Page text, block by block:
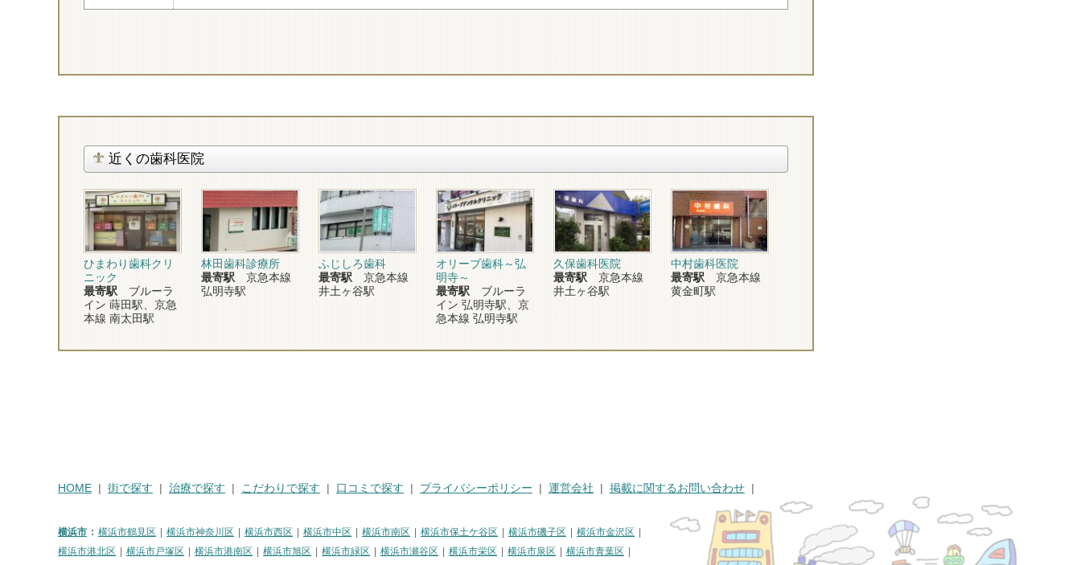
近くの歯科医院
ひまわり歯科クリ
ニック
最寄駅 ブルーラ
イン 蒔田駅、京急
本線 南太田駅
林田歯科診療所
最寄駅 京急本線
弘明寺駅
ふじしろ歯科
最寄駅 京急本線
井土ヶ谷駅
オリーブ歯科～弘
明寺～
最寄駅 ブルーラ
イン 弘明寺駅、京
急本線 弘明寺駅
久保歯科医院
最寄駅 京急本線
井土ヶ谷駅
中村歯科医院
最寄駅 京急本線
黄金町駅
HOME 街で探す 治療で探す こだわりで探す 口コミで探す プライバシーポリシー 運営会社 掲載に関するお問い合わせ
横浜市 横浜市鶴見区 横浜市神奈川区 横浜市西区 横浜市中区 横浜市南区 横浜市保土ケ谷区 横浜市磯子区
横浜市金沢区
横浜市港北区
横浜市戸塚区 横浜市港南区 横浜市旭区 横浜市緑区 横浜市瀬谷区 横浜市栄区 横浜市泉区 横浜市青葉区